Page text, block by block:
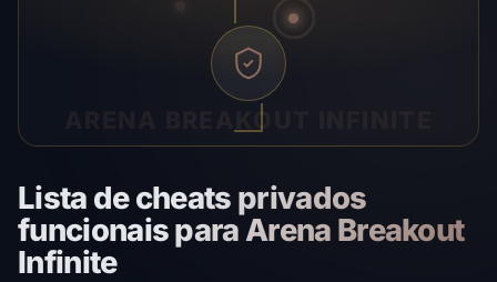
Lista de cheats privados
funcionais para Arena Breakout
Infinite